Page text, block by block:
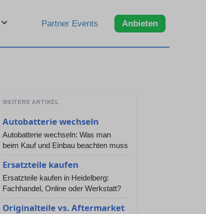
Partner Events Anbieten
WEITERE ARTIKEL
Autobatterie wechseln
Autobatterie wechseln: Was man
beim Kauf und Einbau beachten muss
Ersatzteile kaufen
Ersatzteile kaufen in Heidelberg:
Fachhandel, Online oder Werkstatt?
Originalteile vs. Aftermarket